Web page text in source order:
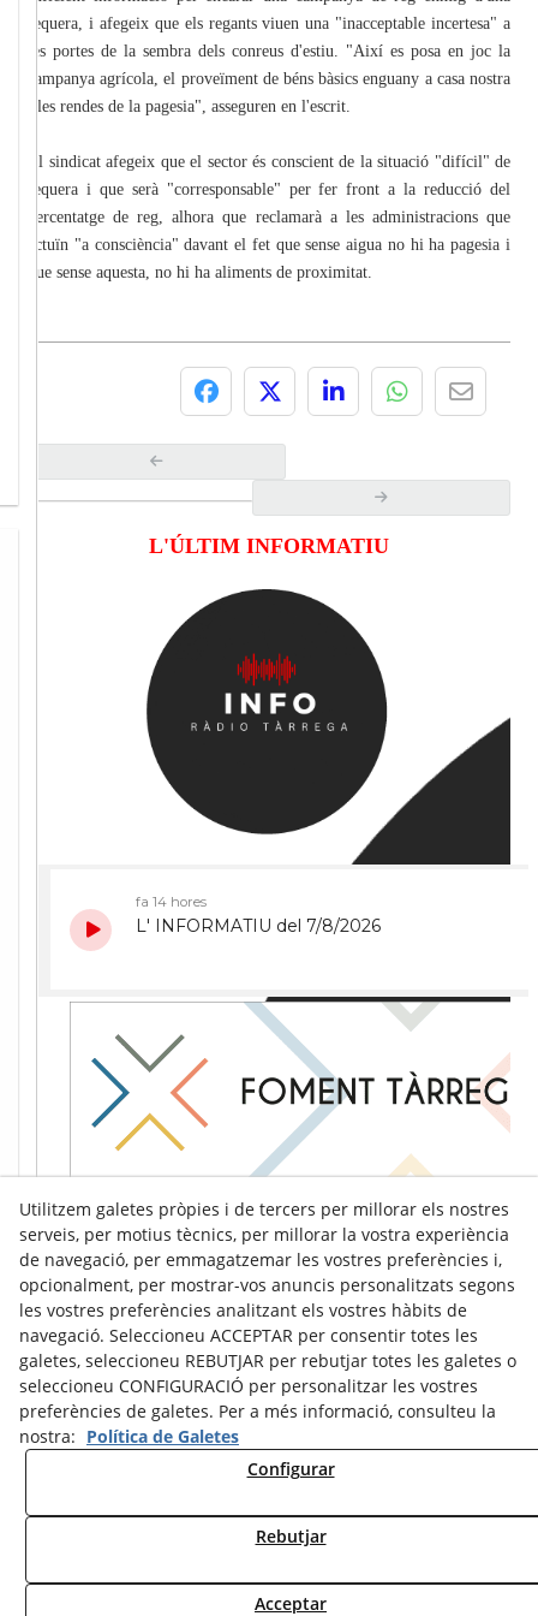
sequera, i afegeix que els regants viuen una "inacceptable incertesa" a
les portes de la sembra dels conreus d'estiu. "Així es posa en joc la
campanya agrícola, el proveïment de béns bàsics enguany a casa nostra
i les rendes de la pagesia", asseguren en l'escrit.
El sindicat afegeix que el sector és conscient de la situació "difícil" de
sequera i que serà "corresponsable" per fer front a la reducció del
percentatge de reg, alhora que reclamarà a les administracions que
actuïn "a consciència" davant el fet que sense aigua no hi ha pagesia i
que sense aquesta, no hi ha aliments de proximitat.
L'ÚLTIM INFORMATIU
Utilitzem galetes pròpies i de tercers per millorar els nostres
serveis, per motius tècnics, per millorar la vostra experiència
de navegació, per emmagatzemar les vostres preferències i,
opcionalment, per mostrar-vos anuncis personalitzats segons
les vostres preferències analitzant els vostres hàbits de
navegació. Seleccioneu ACCEPTAR per consentir totes les
galetes, seleccioneu REBUTJAR per rebutjar totes les galetes o
seleccioneu CONFIGURACIÓ per personalitzar les vostres
preferències de galetes. Per a més informació, consulteu la
nostra: Política de Galetes
Configurar
Rebutjar
Acceptar